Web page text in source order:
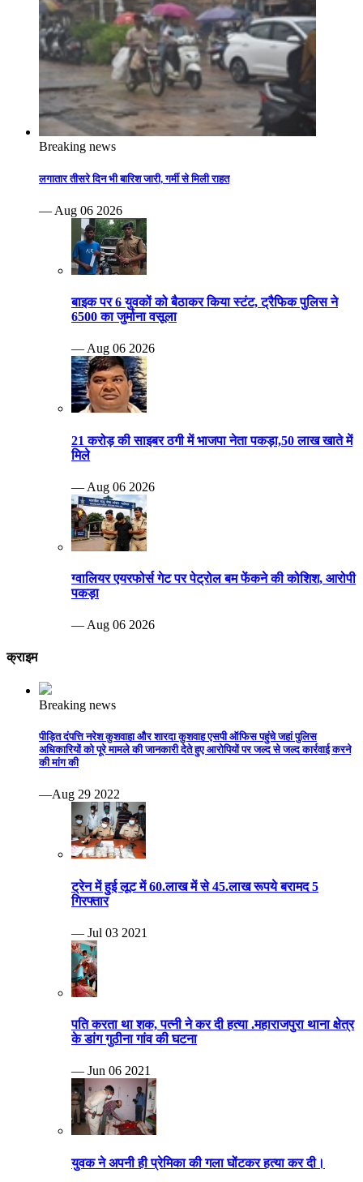
Breaking news
लगातार तीसरे दिन भी बारिश जारी, गर्मी से मिली राहत
— Aug 06 2026
बाइक पर 6 युवकों को बैठाकर किया स्टंट, ट्रैफिक पुलिस ने
6500 का जुर्माना वसूला
— Aug 06 2026
21 करोड़ की साइबर ठगी में भाजपा नेता पकड़ा,50 लाख खाते में
मिले
— Aug 06 2026
ग्वालियर एयरफोर्स गेट पर पेट्रोल बम फेंकने की कोशिश, आरोपी
पकड़ा
— Aug 06 2026
क्राइम
Breaking news
पीड़ित दंपत्ति नरेश कुशवाहा और शारदा कुशवाह एसपी ऑफिस पहुंचे जहां पुलिस
अधिकारियों को पूरे मामले की जानकारी देते हुए आरोपियों पर जल्द से जल्द कार्रवाई करने
की मांग की
—Aug 29 2022
ट्रेन में हुई लूट में 60.लाख में से 45.लाख रूपये बरामद 5
गिरफ्तार
— Jul 03 2021
पति करता था शक, पत्नी ने कर दी हत्या .महाराजपुरा थाना क्षेत्र
के डांग गुठीना गांव की घटना
— Jun 06 2021
युवक ने अपनी ही प्रेमिका की गला घोंटकर हत्या कर दी।